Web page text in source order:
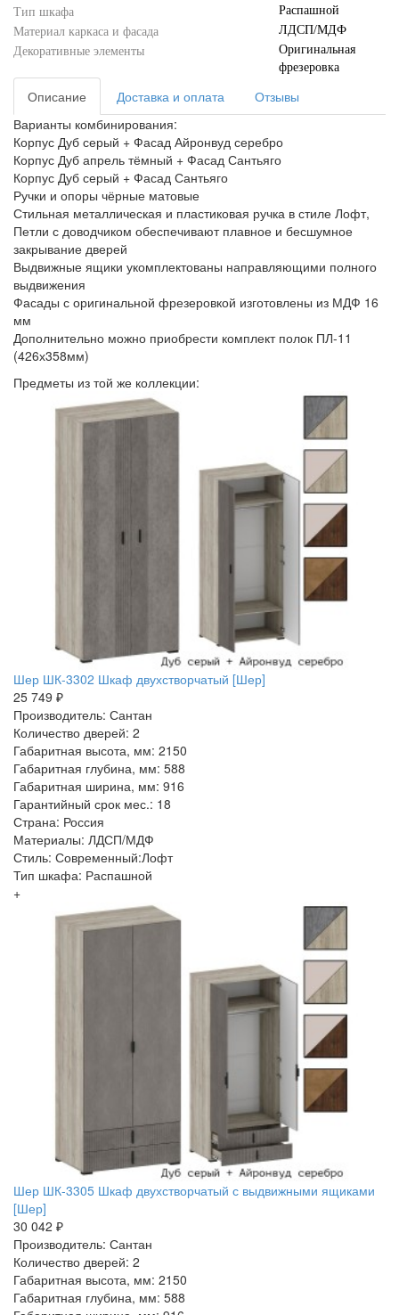
Тип шкафа
Распашной
Материал каркаса и фасада
ЛДСП/МДФ
Декоративные элементы
Оригинальная
фрезеровка
Описание Доставка и оплата
Отзывы
Варианты комбинирования:
Корпус Дуб серый + Фасад Айронвуд серебро
Корпус Дуб апрель тёмный + Фасад Сантьяго
Корпус Дуб серый + Фасад Сантьяго
Ручки и опоры чёрные матовые
Стильная металлическая и пластиковая ручка в стиле Лофт,
Петли с доводчиком обеспечивают плавное и бесшумное
закрывание дверей
Выдвижные ящики укомплектованы направляющими полного
выдвижения
Фасады с оригинальной фрезеровкой изготовлены из МДФ 16
мм
Дополнительно можно приобрести комплект полок ПЛ-11
(426х358мм)
Предметы из той же коллекции:
Шер ШК-3302 Шкаф двухстворчатый [Шер]
25 749 ₽
Производитель: Сантан
Количество дверей: 2
Габаритная высота, мм: 2150
Габаритная глубина, мм: 588
Габаритная ширина, мм: 916
Гарантийный срок мес.: 18
Страна: Россия
Материалы: ЛДСП/МДФ
Стиль: Современный:Лофт
Тип шкафа: Распашной
+
Шер ШК-3305 Шкаф двухстворчатый с выдвижными ящиками
[Шер]
30 042 ₽
Производитель: Сантан
Количество дверей: 2
Габаритная высота, мм: 2150
Габаритная глубина, мм: 588